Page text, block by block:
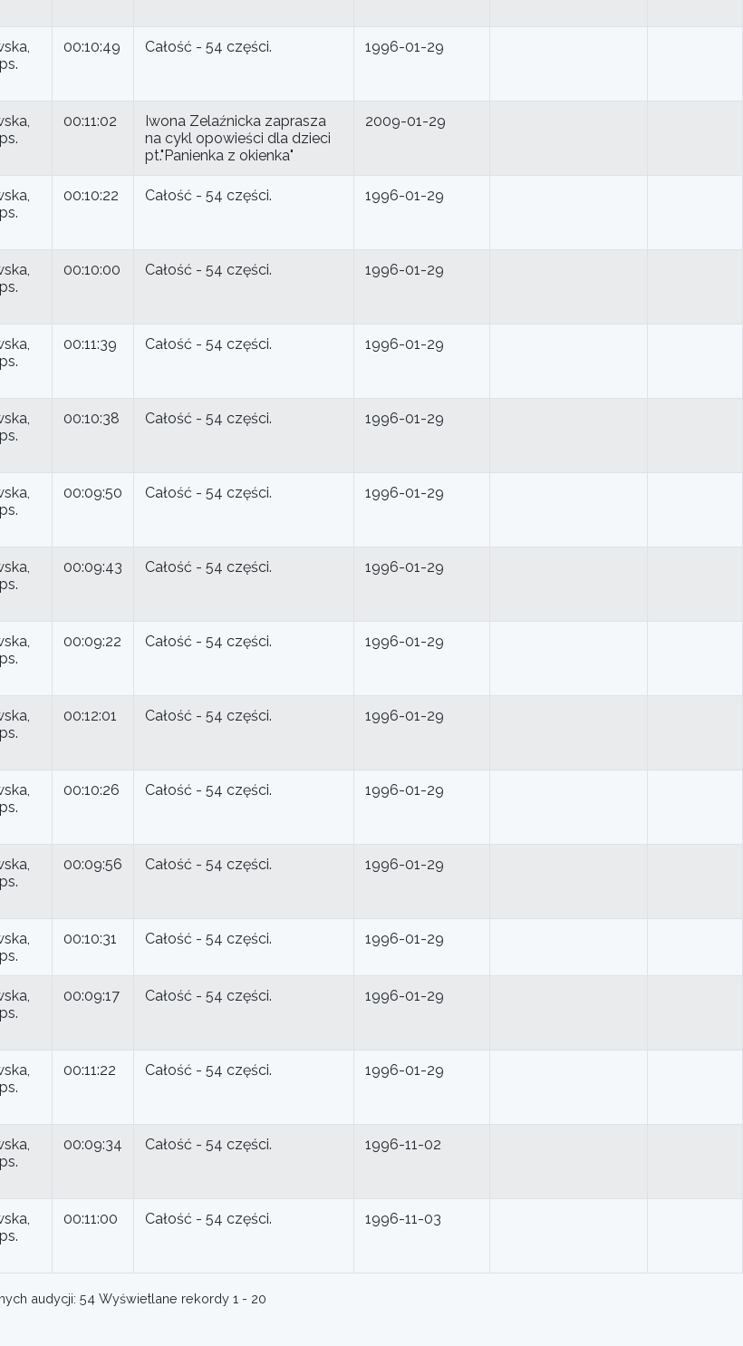
00:10:49 Całość - 54 części. 1996-01-29
00:11:02
Iwona Zelaźnicka zaprasza
na cykl opowieści dla dzieci
pt."Panienka z okienka"
2009-01-29
00:10:22 Całość - 54 części. 1996-01-29
00:10:00 Całość - 54 części. 1996-01-29
00:11:39 Całość - 54 części. 1996-01-29
00:10:38 Całość - 54 części. 1996-01-29
00:09:50 Całość - 54 części. 1996-01-29
00:09:43 Całość - 54 części. 1996-01-29
00:09:22 Całość - 54 części. 1996-01-29
00:12:01 Całość - 54 części. 1996-01-29
00:10:26 Całość - 54 części. 1996-01-29
00:09:56 Całość - 54 części. 1996-01-29
00:10:31 Całość - 54 części. 1996-01-29
00:09:17 Całość - 54 części. 1996-01-29
00:11:22 Całość - 54 części. 1996-01-29
00:09:34 Całość - 54 części. 1996-11-02
00:11:00 Całość - 54 części. 1996-11-03
audycji: 54 Wyświetlane rekordy 1 - 20